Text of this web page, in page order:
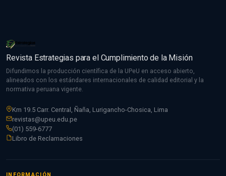
Revista Estrategias para el Cumplimiento de la Misión
Difundimos la producción científica de la UPeU en acceso abierto,
alineados con los estándares internacionales de calidad editorial y la
normativa peruana vigente.
Km 19.5 Carr. Central, Ñaña, Lurigancho-Chosica, Lima
revistas@upeu.edu.pe
(01) 559-6777
Libro de Reclamaciones
INFORMACIÓN